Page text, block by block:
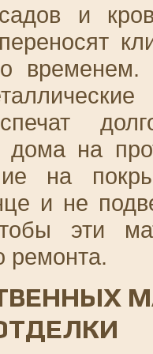
и
временем.
дома на
на
и не
эти
ремонта.